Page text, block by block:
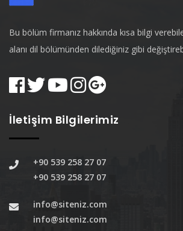
Bu bölüm firmanız hakkında kısa bilgi
alanı dil bölümünden dilediğiniz gibi
İletişim Bilgilerimiz
+90 539 258 27 07
+90 539 258 27 07
info@siteniz.com
info@siteniz.com